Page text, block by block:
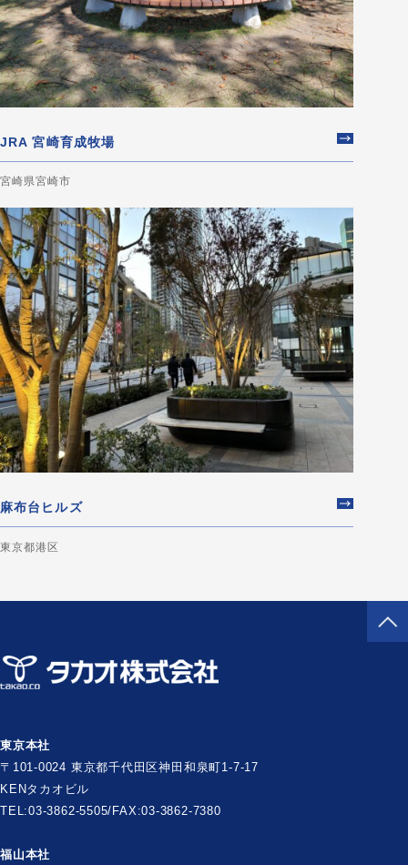
JRA 宮崎育成牧場
宮崎県宮崎市
麻布台ヒルズ
東京都港区
東京本社
〒101-0024 東京都千代田区神田和泉町1-7-17
KENタカオビル
TEL:03-3862-5505/FAX:03-3862-7380
福山本社